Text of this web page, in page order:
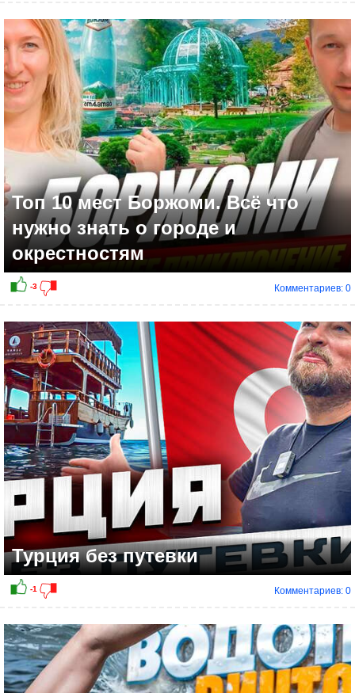
0
+1
Топ 10 мест Боржоми. Всё что
нужно знать о городе и
окрестностям
Комментариев: 0
Турция без путевки
Комментариев: 0